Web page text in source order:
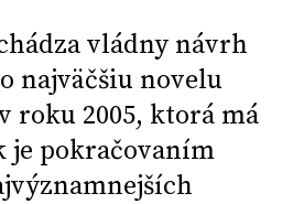
vládny návrh
najväčšiu novelu
roku 2005, ktorá má
je pokračovaním